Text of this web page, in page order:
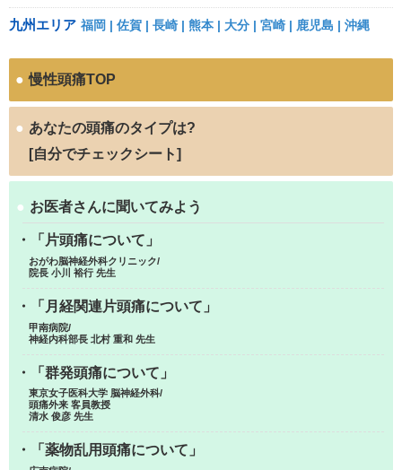
九州エリア 福岡 佐賀 長崎 熊本 大分 宮崎 鹿児島 沖縄
● 慢性頭痛TOP
● あなたの頭痛のタイプは?
[自分でチェックシート]
● お医者さんに聞いてみよう
・「片頭痛について」
おがわ脳神経外科クリニック/
院長 小川 裕行 先生
・「月経関連片頭痛について」
甲南病院/
神経内科部長 北村 重和 先生
・「群発頭痛について」
東京女子医科大学 脳神経外科/
頭痛外来 客員教授
清水 俊彦 先生
・「薬物乱用頭痛について」